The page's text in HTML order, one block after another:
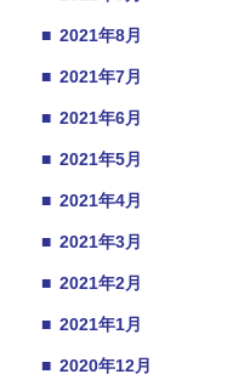
■ 2021年8月
■ 2021年7月
■ 2021年6月
■ 2021年5月
■ 2021年4月
■ 2021年3月
■ 2021年2月
■ 2021年1月
■ 2020年12月